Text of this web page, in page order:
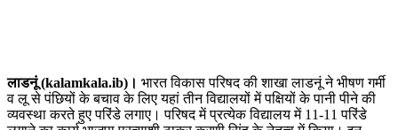
लाडनूं (kalamkala.ib)। भारत विकास परिषद की शाखा लाडनूं ने भीषण गर्मी
व लू से पंछियों के बचाव के लिए यहां तीन विद्यालयों में पक्षियों के पानी पीने की
व्यवस्था करते हुए परिंडे लगाए। परिषद में प्रत्येक विद्यालय में 11-11 परिंडे